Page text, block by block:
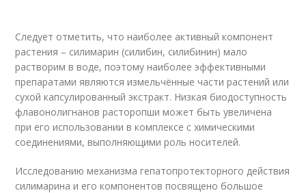
Следует отметить, что наиболее активный компонент
растения – силимарин (силибин, силибинин) мало
растворим в воде, поэтому наиболее эффективными
препаратами являются измельчённые части растений или
сухой капсулированный экстракт. Низкая биодоступность
флавонолигнанов расторопши может быть увеличена
при его использовании в комплексе с химическими
соединениями, выполняющими роль носителей.
Исследованию механизма гепатопротекторного действия
силимарина и его компонентов посвящено большое